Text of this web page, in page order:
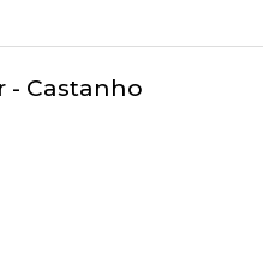
- Castanho